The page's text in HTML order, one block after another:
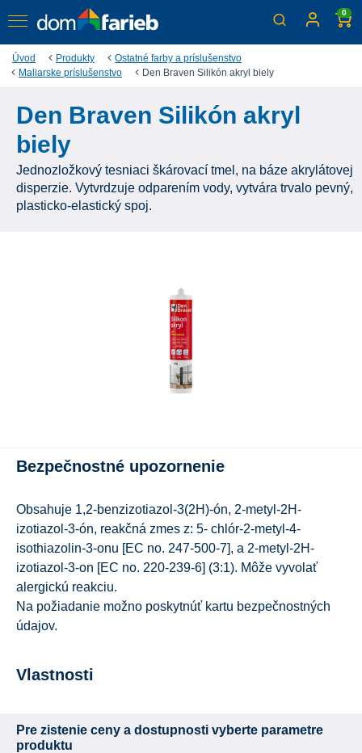
0
Úvod Produkty
Ostatné farby a príslušenstvo
Maliarske príslušenstvo
Den Braven Silikón akryl biely
Den Braven Silikón akryl
biely
Jednozložkový tesniaci škárovací tmel, na báze akrylátovej
disperzie. Vytvrdzuje odparením vody, vytvára trvalo pevný,
plasticko-elastický spoj.
Bezpečnostné upozornenie
Obsahuje 1,2-benzizotiazol-3(2H)-ón, 2-metyl-2H-
izotiazol-3-ón, reakčná zmes z: 5- chlór-2-metyl-4-
isothiazolin-3-onu [EC no. 247-500-7], a 2-metyl-2H-
izotiazol-3-on [EC no. 220-239-6] (3:1). Môže vyvolať
alergickú reakciu.
Na požiadanie možno poskytnúť kartu bezpečnostných
údajov.
Vlastnosti
Pre zistenie ceny a dostupnosti vyberte parametre
produktu